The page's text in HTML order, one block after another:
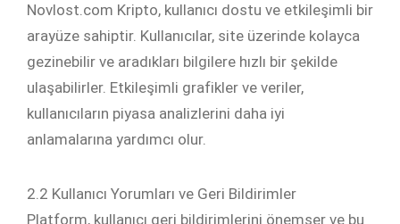
Novlost.com Kripto, kullanıcı dostu ve etkileşimli bir
arayüze sahiptir. Kullanıcılar, site üzerinde kolayca
gezinebilir ve aradıkları bilgilere hızlı bir şekilde
ulaşabilirler. Etkileşimli grafikler ve veriler,
kullanıcıların piyasa analizlerini daha iyi
anlamalarına yardımcı olur.
2.2 Kullanıcı Yorumları ve Geri Bildirimler
Platform, kullanıcı geri bildirimlerini önemser ve bu